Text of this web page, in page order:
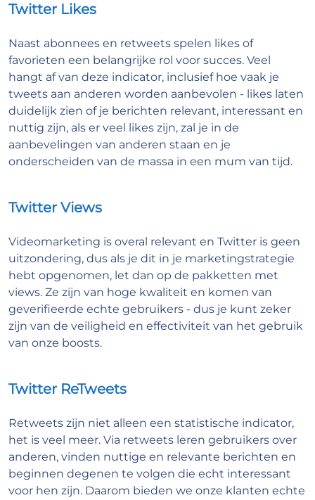
Twitter Likes
Naast abonnees en retweets spelen likes of
favorieten een belangrijke rol voor succes. Veel
hangt af van deze indicator, inclusief hoe vaak je
tweets aan anderen worden aanbevolen - likes laten
duidelijk zien of je berichten relevant, interessant en
nuttig zijn, als er veel likes zijn, zal je in de
aanbevelingen van anderen staan en je
onderscheiden van de massa in een mum van tijd.
Twitter Views
Videomarketing is overal relevant en Twitter is geen
uitzondering, dus als je dit in je marketingstrategie
hebt opgenomen, let dan op de pakketten met
views. Ze zijn van hoge kwaliteit en komen van
geverifieerde echte gebruikers - dus je kunt zeker
zijn van de veiligheid en effectiviteit van het gebruik
van onze boosts.
Twitter ReTweets
Retweets zijn niet alleen een statistische indicator,
het is veel meer. Via retweets leren gebruikers over
anderen, vinden nuttige en relevante berichten en
beginnen degenen te volgen die echt interessant
voor hen zijn. Daarom bieden we onze klanten echte